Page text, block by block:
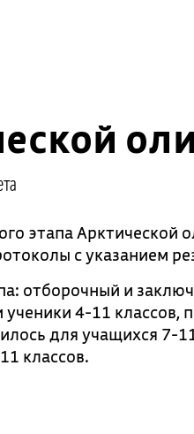
этапа Арктической
с указанием
отборочный и
4-11 классов,
для учащихся 7-
классов.